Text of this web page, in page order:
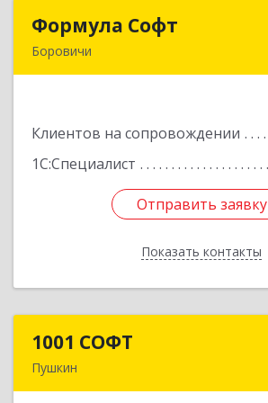
Формула Софт
Боровичи
Клиентов на сопровождении
1С:Специалист
Отправить заявку
Показать контакты
Отправить заявку
Назад
1001 СОФТ
Пушкин